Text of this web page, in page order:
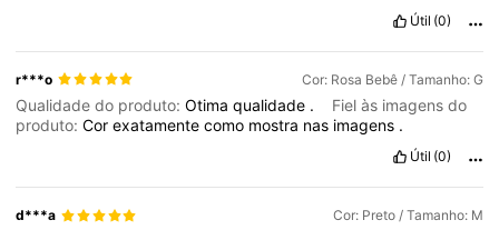
Útil (0)
r***o Cor: Rosa Bebê / Tamanho: G
Qualidade do produto:Otimaqualidade .
Fiel às imagens do
produto:Corexatamentecomo mostra nas imagens .
Útil (0)
d***a Cor: Preto / Tamanho: M